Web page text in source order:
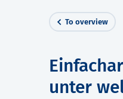
To overview
unter